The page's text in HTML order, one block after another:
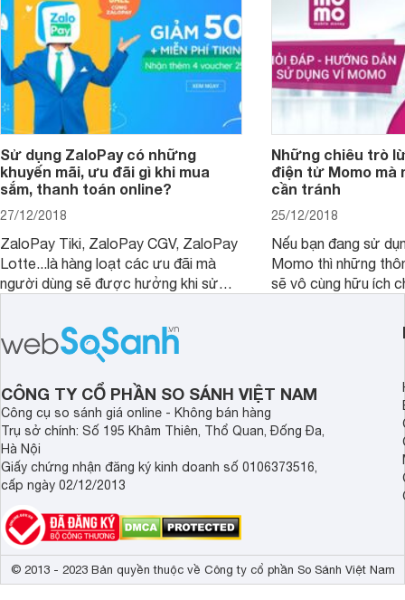
Sử dụng ZaloPay có những
khuyến mãi, ưu đãi gì khi mua
sắm, thanh toán online?
27/12/2018
ZaloPay Tiki, ZaloPay CGV, ZaloPay
Lotte...là hàng loạt các ưu đãi mà
người dùng sẽ được hưởng khi sử
nền tảng mua sắm online.
Những chiêu trò
điện tử Momo mà
cần tránh
25/12/2018
Nếu bạn đang sử
Momo thì những
sẽ vô cùng hữu ích
CÔNG TY CỔ PHẦN SO SÁNH VIỆT NAM
Công cụ so sánh giá online - Không bán hàng
Trụ sở chính: Số 195 Khâm Thiên, Thổ Quan, Đống Đa,
Hà Nội
Giấy chứng nhận đăng ký kinh doanh số 0106373516,
cấp ngày 02/12/2013
© 2013 - 2023 Bản quyền thuộc về Công ty cổ phần So Sánh Việt Nam